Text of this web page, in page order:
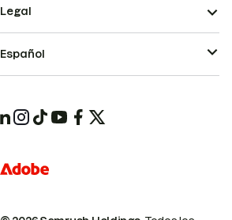
Legal
Español